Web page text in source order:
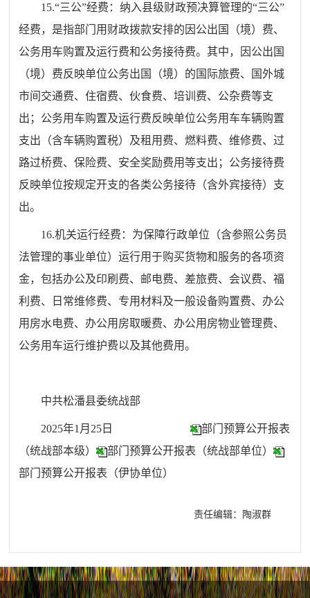
15.“三公”经费：纳入县级财政预决算管理的“三公”
经费，是指部门用财政拨款安排的因公出国（境）费、
公务用车购置及运行费和公务接待费。其中，因公出国
（境）费反映单位公务出国（境）的国际旅费、国外城
市间交通费、住宿费、伙食费、培训费、公杂费等支
出；公务用车购置及运行费反映单位公务用车车辆购置
支出（含车辆购置税）及租用费、燃料费、维修费、过
路过桥费、保险费、安全奖励费用等支出；公务接待费
反映单位按规定开支的各类公务接待（含外宾接待）支
出。
16.机关运行经费：为保障行政单位（含参照公务员
法管理的事业单位）运行用于购买货物和服务的各项资
金，包括办公及印刷费、邮电费、差旅费、会议费、福
利费、日常维修费、专用材料及一般设备购置费、办公
用房水电费、办公用房取暖费、办公用房物业管理费、
公务用车运行维护费以及其他费用。
中共松潘县委统战部
2025年1月25日
部门预算公开报表
（统战部本级）
部门预算公开报表（统战部单位）
部门预算公开报表（伊协单位）
责任编辑：陶淑群